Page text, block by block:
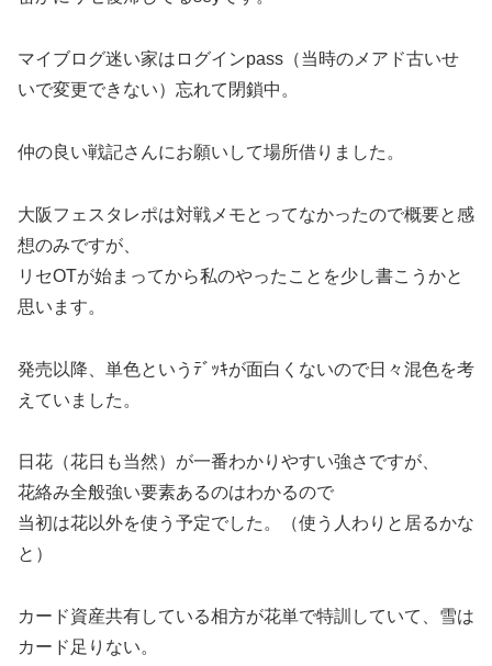
マイブログ迷い家はログインpass（当時のメアド古いせ
いで変更できない）忘れて閉鎖中。
仲の良い戦記さんにお願いして場所借りました。
大阪フェスタレポは対戦メモとってなかったので概要と感
想のみですが、
リセOTが始まってから私のやったことを少し書こうかと
思います。
発売以降、単色というﾃﾞｯｷが面白くないので日々混色を考
えていました。
日花（花日も当然）が一番わかりやすい強さですが、
花絡み全般強い要素あるのはわかるので
当初は花以外を使う予定でした。（使う人わりと居るかな
と）
カード資産共有している相方が花単で特訓していて、雪は
カード足りない。